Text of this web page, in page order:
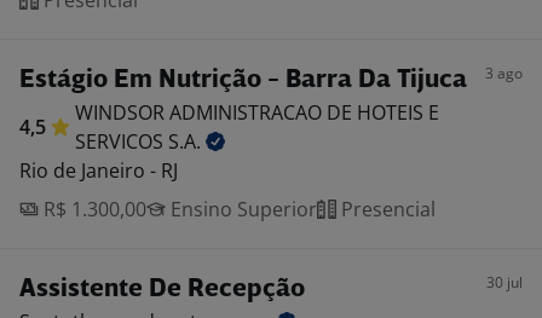
Estágio Em Nutrição - Barra Da Tijuca 3 ago
4,5
WINDSOR ADMINISTRACAO DE HOTEIS E
SERVICOS S.A.
Rio de Janeiro - RJ
R$ 1.300,00
Ensino Superior Presencial
Assistente De Recepção 30 jul